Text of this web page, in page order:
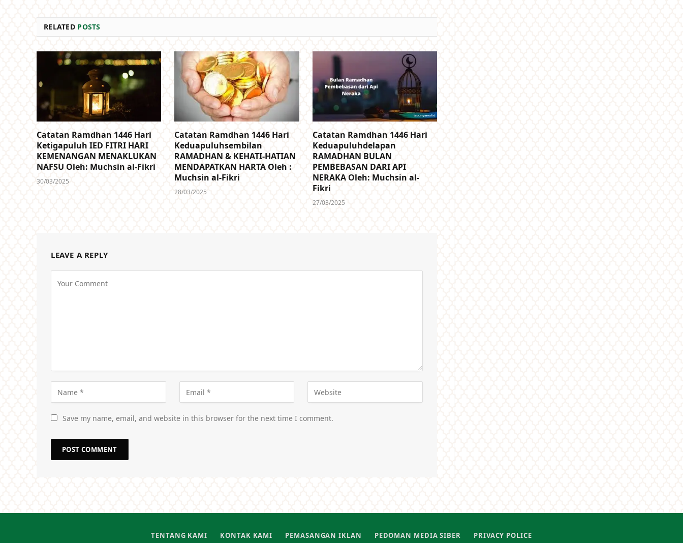
RELATED POSTS
Catatan Ramdhan 1446 Hari
Ketigapuluh IED FITRI HARI
KEMENANGAN MENAKLUKAN
NAFSU Oleh: Muchsin al-Fikri
30/03/2025
Catatan Ramdhan 1446 Hari
Keduapuluhsembilan
RAMADHAN & KEHATI-HATIAN
MENDAPATKAN HARTA Oleh :
Muchsin al-Fikri
28/03/2025
Catatan Ramdhan 1446 Hari
Keduapuluhdelapan
RAMADHAN BULAN
PEMBEBASAN DARI API
NERAKA Oleh: Muchsin al-
Fikri
27/03/2025
LEAVE A REPLY
Save my name, email, and website in this browser for the next time I comment.
TENTANG KAMI KONTAK KAMI PEMASANGAN IKLAN PEDOMAN MEDIA SIBER PRIVACY POLICE